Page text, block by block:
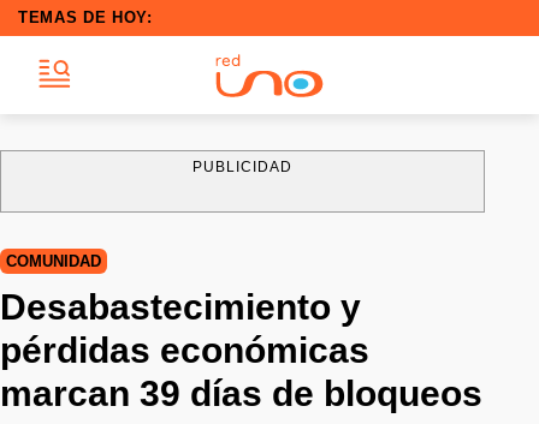
TEMAS DE HOY:
PUBLICIDAD
COMUNIDAD
Desabastecimiento y
pérdidas económicas
marcan 39 días de bloqueos